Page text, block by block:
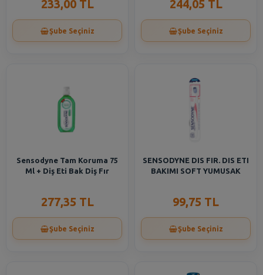
233,00 TL
Şube Seçiniz
244,05 TL
Şube Seçiniz
Sensodyne Tam Koruma 75
Ml + Diş Eti Bak Diş Fır
277,35 TL
Şube Seçiniz
SENSODYNE DIS FIR. DIS ETI
BAKIMI SOFT YUMUSAK
99,75 TL
Şube Seçiniz